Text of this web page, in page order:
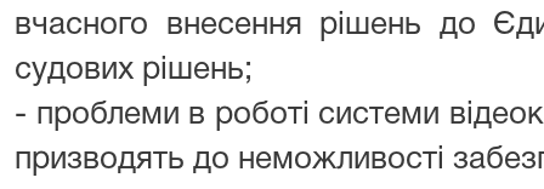
вчасного внесення рішень до
судових рішень;
- проблеми в роботі системи
призводять до неможливості